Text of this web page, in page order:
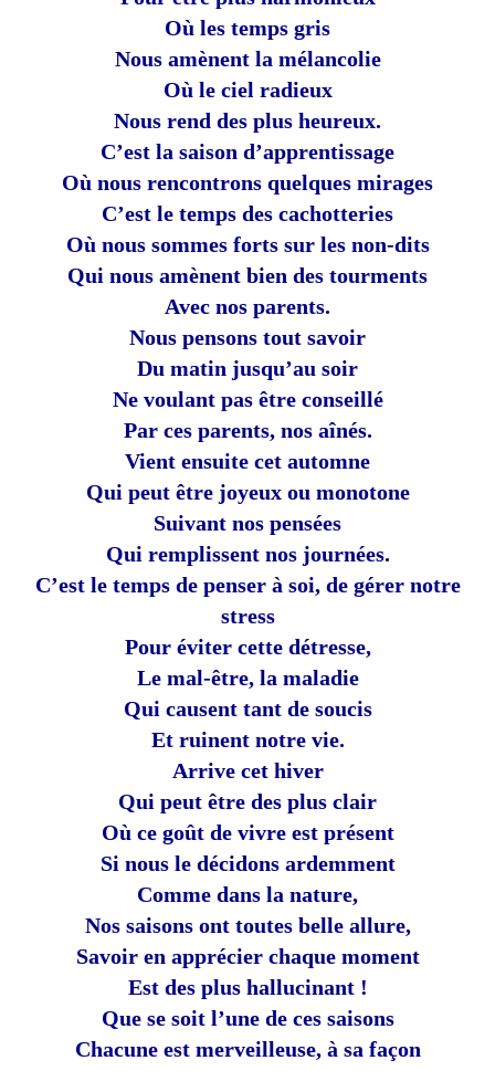
Où les temps gris
Nous amènent la mélancolie
Où le ciel radieux
Nous rend des plus heureux.
C’est la saison d’apprentissage
Où nous rencontrons quelques mirages
C’est le temps des cachotteries
Où nous sommes forts sur les non-dits
Qui nous amènent bien des tourments
Avec nos parents.
Nous pensons tout savoir
Du matin jusqu’au soir
Ne voulant pas être conseillé
Par ces parents, nos aînés.
Vient ensuite cet automne
Qui peut être joyeux ou monotone
Suivant nos pensées
Qui remplissent nos journées.
C’est le temps de penser à soi, de gérer notre
stress
Pour éviter cette détresse,
Le mal-être, la maladie
Qui causent tant de soucis
Et ruinent notre vie.
Arrive cet hiver
Qui peut être des plus clair
Où ce goût de vivre est présent
Si nous le décidons ardemment
Comme dans la nature,
Nos saisons ont toutes belle allure,
Savoir en apprécier chaque moment
Est des plus hallucinant !
Que se soit l’une de ces saisons
Chacune est merveilleuse, à sa façon